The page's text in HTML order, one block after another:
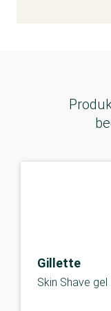
Gillette
Skin Shave gel